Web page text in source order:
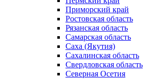
Приморский край
Ростовская область
Рязанская область
Самарская область
Саха (Якутия)
Сахалинская область
Свердловская область
Северная Осетия